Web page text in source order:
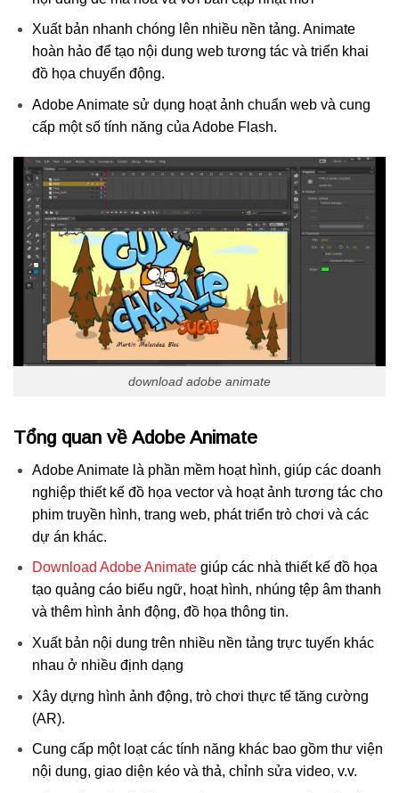
Xuất bản nhanh chóng lên nhiều nền tảng. Animate
hoàn hảo để tạo nội dung web tương tác và triển khai
đồ họa chuyển động.
Adobe Animate sử dụng hoạt ảnh chuẩn web và cung
cấp một số tính năng của Adobe Flash.
download adobe animate
Tổng quan về Adobe Animate
Adobe Animate là phần mềm hoạt hình, giúp các doanh
nghiệp thiết kế đồ họa vector và hoạt ảnh tương tác cho
phim truyền hình, trang web, phát triển trò chơi và các
dự án khác.
Download Adobe Animategiúp các nhà thiết kế đồ họa
tạo quảng cáo biểu ngữ, hoạt hình, nhúng tệp âm thanh
và thêm hình ảnh động, đồ họa thông tin.
Xuất bản nội dung trên nhiều nền tảng trực tuyến khác
nhau ở nhiều định dạng
Xây dựng hình ảnh động, trò chơi thực tế tăng cường
(AR).
Cung cấp một loạt các tính năng khác bao gồm thư viện
nội dung, giao diện kéo và thả, chỉnh sửa video, v.v.